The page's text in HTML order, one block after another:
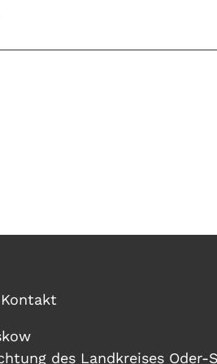
des Landkreises Oder-